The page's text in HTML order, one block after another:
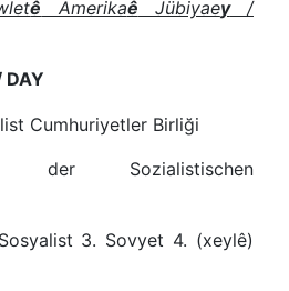
ê Amerikaê Jübiyaey/
DAY
Cumhuriyetler Birliği
der Sozialistischen
3. Sovyet 4. (xeylê)